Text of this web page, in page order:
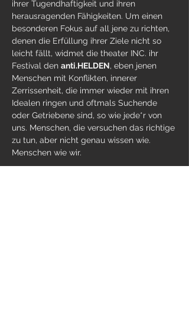
ihrer Tugendhaftigkeit und ihren
herausragenden Fähigkeiten. Um einen
besonderen Fokus auf all jene zu richten,
denen die Erfüllung ihrer Ziele nicht so
leicht fällt, widmet die theater INC. ihr
Festival den anti.HELDEN, eben jenen
Menschen mit Konflikten, innerer
Zerrissenheit, die immer wieder mit ihren
Idealen ringen und oftmals Suchende
oder Getriebene sind, so wie jede*r von
uns. Menschen, die versuchen das richtige
zu tun, aber nicht genau wissen wie.
Menschen wie wir.